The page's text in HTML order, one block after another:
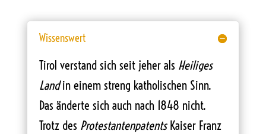
Wissenswert
Tirol verstand sich seit jeher als Heiliges
Landin einem streng katholischen Sinn.
Das änderte sich auch nach 1848 nicht.
Trotz des ProtestantenpatentsKaiser Franz